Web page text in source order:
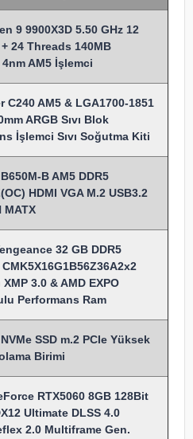
9 9900X3D 5.50 GHz 12
24 Threads 140MB
AM5 İşlemci
C240 AM5 & LGA1700-1851
ARGB Sıvı Blok
İşlemci Sıvı Soğutma Kiti
B AM5 DDR5
HDMI VGA M.2 USB3.2
MATX
32 GB DDR5
3.0 & AMD EXPO
Performans Ram
SSD m.2 PCIe Yüksek
Birimi
RTX5060 8GB 128Bit
Ultimate DLSS 4.0
2.0 Multiframe Gen.